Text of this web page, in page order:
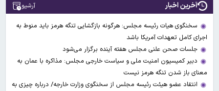
آخرین اخبار آرشیو
سخنگوی هیات رئیسه مجلس: هرگونه بازگشایی تنگه هرمز باید منوط به
اجرای کامل تعهدات آمریکا باشد
جلسات صحن علنی مجلس هفته آینده برگزار می‌شود
دبیر کمیسیون امنیت ملی و سیاست خارجی مجلس: مذاکره با عمان به
معنای باز شدن تنگه هرمز نیست
انتقاد عضو هیئت رئیسه مجلس از سخنگوی وزارت خارجه/ درباره چیزی به